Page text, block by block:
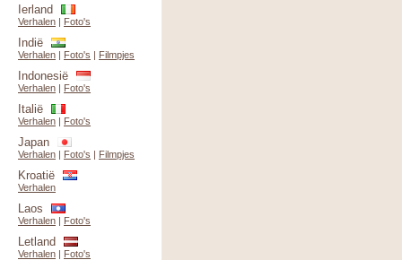
Ierland
Verhalen | Foto's
Indië
Verhalen | Foto's | Filmpjes
Indonesië
Verhalen | Foto's
Italië
Verhalen | Foto's
Japan
Verhalen | Foto's | Filmpjes
Kroatië
Verhalen
Laos
Verhalen | Foto's
Letland
Verhalen | Foto's